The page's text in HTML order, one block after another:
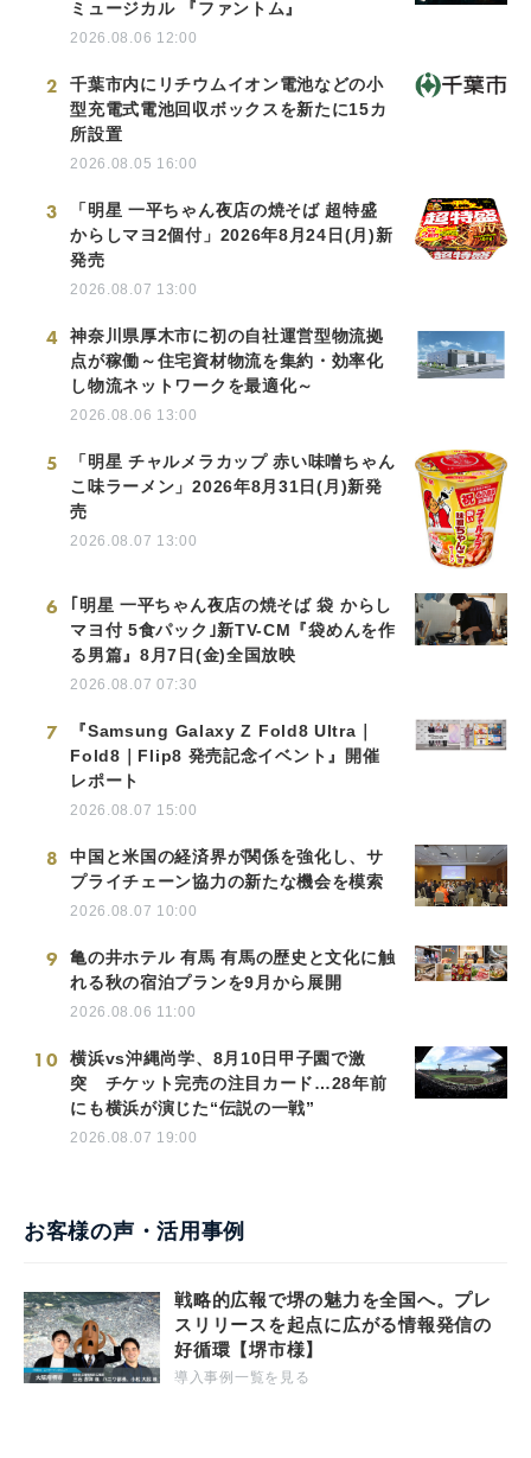
ミュージカル 『ファントム』
2026.08.06 12:00
2
千葉市内にリチウムイオン電池などの小
型充電式電池回収ボックスを新たに15カ
所設置
2026.08.05 16:00
3
「明星 一平ちゃん夜店の焼そば 超特盛
からしマヨ2個付」2026年8月24日(月)新
発売
2026.08.07 13:00
4
神奈川県厚木市に初の自社運営型物流拠
点が稼働～住宅資材物流を集約・効率化
し物流ネットワークを最適化～
2026.08.06 13:00
5
「明星 チャルメラカップ 赤い味噌ちゃん
こ味ラーメン」2026年8月31日(月)新発
売
2026.08.07 13:00
6
｢明星 一平ちゃん夜店の焼そば 袋 からし
マヨ付 5食パック｣新TV-CM『袋めんを作
る男篇』8月7日(金)全国放映
2026.08.07 07:30
7
『Samsung Galaxy Z Fold8 Ultra｜
Fold8｜Flip8 発売記念イベント』開催
レポート
2026.08.07 15:00
8
中国と米国の経済界が関係を強化し、サ
プライチェーン協力の新たな機会を模索
2026.08.07 10:00
9
亀の井ホテル 有馬 有馬の歴史と文化に触
れる秋の宿泊プランを9月から展開
2026.08.06 11:00
10
横浜vs沖縄尚学、8月10日甲子園で激
突 チケット完売の注目カード…28年前
にも横浜が演じた“伝説の一戦”
2026.08.07 19:00
お客様の声・活用事例
戦略的広報で堺の魅力を全国へ。プレ
スリリースを起点に広がる情報発信の
好循環【堺市様】
導入事例一覧を見る